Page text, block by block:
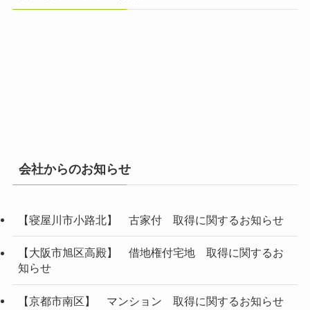
会社からのお知らせ
【寝屋川市小路北】 古家付 取得に関するお知らせ
【大阪市旭区高殿】 借地権付宅地 取得に関するお
知らせ
【京都市南区】 マンション 取得に関するお知らせ